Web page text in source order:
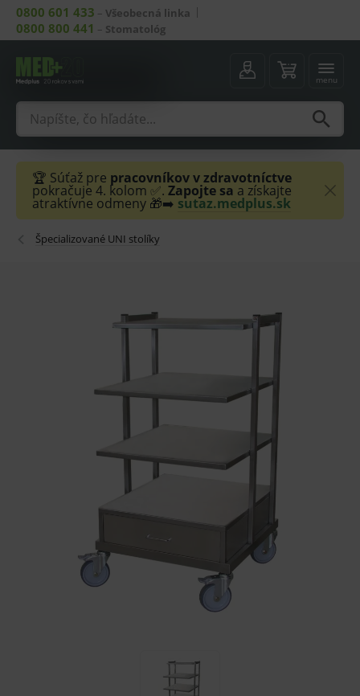
0800 601 433 – Všeobecná linka
0800 800 441 – Stomatológ
menu
🏆 Súťaž pre pracovníkov v zdravotníctve
pokračuje 4. kolom ✅. Zapojte sa a získajte
atraktívne odmeny 🎁➡️ sutaz.medplus.sk
Špecializované UNI stolíky